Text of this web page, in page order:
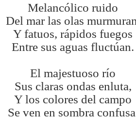
Melancólico ruido
Del mar las olas
Y fatuos, rápidos fuegos
Entre sus aguas fluctúan.
El majestuoso río
Sus claras ondas enluta,
Y los colores del campo
Se ven en sombra